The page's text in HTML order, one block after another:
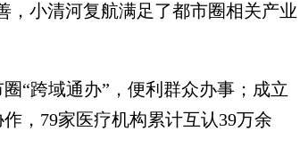
，小清河复航满足了都市圈相关产业
跨域通办”，便利群众办事；成立
，79家医疗机构累计互认39万余